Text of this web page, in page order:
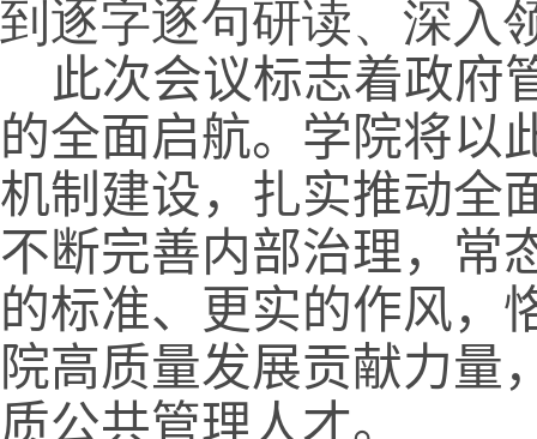
到逐字逐句研读、深入
此次会议标志着政府
的全面启航。学院将以
机制建设，扎实推动全
不断完善内部治理，常
的标准、更实的作风，
院高质量发展贡献力量
质公共管理人才。